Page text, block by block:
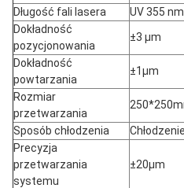
Długość fali lasera
UV 355 nm
Dokładność
pozycjonowania
±3 µm
Dokładność
powtarzania
±1µm
Rozmiar
przetwarzania
Sposób chłodzenia
Precyzja
przetwarzania
systemu
±20µm